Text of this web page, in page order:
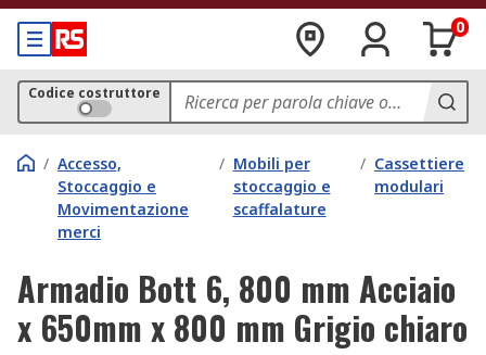
0
Codice costruttore
/ Accesso,
Stoccaggio e
Movimentazione
merci
/ Mobili per
stoccaggio e
scaffalature
/ Cassettiere
modulari
Armadio Bott 6, 800 mm Acciaio
x 650mm x 800 mm Grigio chiaro